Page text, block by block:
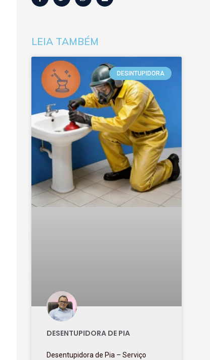
LEIA TAMBÉM
DESINTUPIDORA
DESENTUPIDORA DE PIA
Desentupidora de Pia – Serviço